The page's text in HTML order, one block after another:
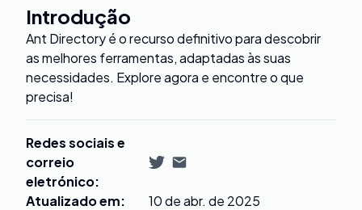
Introdução
Ant Directory é o recurso definitivo para descobrir
as melhores ferramentas, adaptadas às suas
necessidades. Explore agora e encontre o que
precisa!
Redes sociais e
correio
eletrónico:
Atualizado em:
10 de abr. de 2025